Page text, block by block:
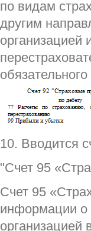
по видам
другим
организацией
10. Вводится
"Счет 95
Счет 95
информации о
организацией